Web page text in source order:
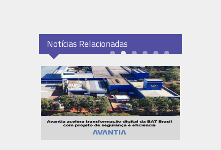
Notícias Relacionadas